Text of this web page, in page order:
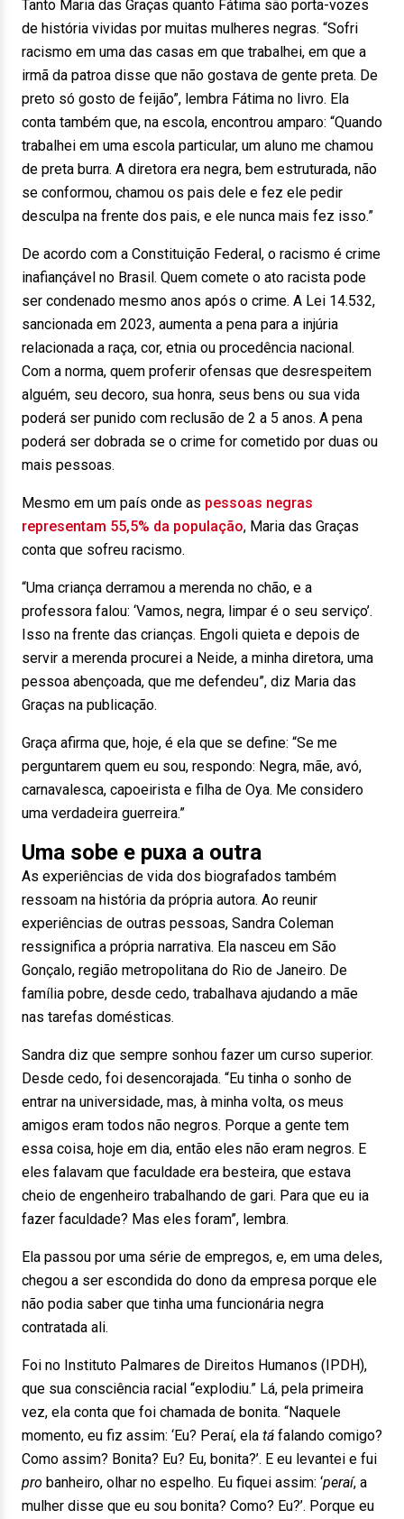
Tanto Maria das Graças quanto Fátima são porta-vozes
de história vividas por muitas mulheres negras. “Sofri
racismo em uma das casas em que trabalhei, em que a
irmã da patroa disse que não gostava de gente preta. De
preto só gosto de feijão”, lembra Fátima no livro. Ela
conta também que, na escola, encontrou amparo: “Quando
trabalhei em uma escola particular, um aluno me chamou
de preta burra. A diretora era negra, bem estruturada, não
se conformou, chamou os pais dele e fez ele pedir
desculpa na frente dos pais, e ele nunca mais fez isso.”
De acordo com a Constituição Federal, o racismo é crime
inafiançável no Brasil. Quem comete o ato racista pode
ser condenado mesmo anos após o crime. A Lei 14.532,
sancionada em 2023, aumenta a pena para a injúria
relacionada a raça, cor, etnia ou procedência nacional.
Com a norma, quem proferir ofensas que desrespeitem
alguém, seu decoro, sua honra, seus bens ou sua vida
poderá ser punido com reclusão de 2 a 5 anos. A pena
poderá ser dobrada se o crime for cometido por duas ou
mais pessoas.
Mesmo em um país onde as pessoas negras
representam 55,5% da população, Maria das Graças
conta que sofreu racismo.
“Uma criança derramou a merenda no chão, e a
professora falou: ‘Vamos, negra, limpar é o seu serviço’.
Isso na frente das crianças. Engoli quieta e depois de
servir a merenda procurei a Neide, a minha diretora, uma
pessoa abençoada, que me defendeu”, diz Maria das
Graças na publicação.
Graça afirma que, hoje, é ela que se define: “Se me
perguntarem quem eu sou, respondo: Negra, mãe, avó,
carnavalesca, capoeirista e filha de Oya. Me considero
uma verdadeira guerreira.”
Uma sobe e puxa a outra
As experiências de vida dos biografados também
ressoam na história da própria autora. Ao reunir
experiências de outras pessoas, Sandra Coleman
ressignifica a própria narrativa. Ela nasceu em São
Gonçalo, região metropolitana do Rio de Janeiro. De
família pobre, desde cedo, trabalhava ajudando a mãe
nas tarefas domésticas.
Sandra diz que sempre sonhou fazer um curso superior.
Desde cedo, foi desencorajada. “Eu tinha o sonho de
entrar na universidade, mas, à minha volta, os meus
amigos eram todos não negros. Porque a gente tem
essa coisa, hoje em dia, então eles não eram negros. E
eles falavam que faculdade era besteira, que estava
cheio de engenheiro trabalhando de gari. Para que eu ia
fazer faculdade? Mas eles foram”, lembra.
Ela passou por uma série de empregos, e, em uma deles,
chegou a ser escondida do dono da empresa porque ele
não podia saber que tinha uma funcionária negra
contratada ali.
Foi no Instituto Palmares de Direitos Humanos (IPDH),
que sua consciência racial “explodiu.” Lá, pela primeira
vez, ela conta que foi chamada de bonita. “Naquele
momento, eu fiz assim: ‘Eu? Peraí, ela tá falando comigo?
Como assim? Bonita? Eu? Eu, bonita?’. E eu levantei e fui
pro banheiro, olhar no espelho. Eu fiquei assim: ‘peraí, a
mulher disse que eu sou bonita? Como? Eu?’. Porque eu